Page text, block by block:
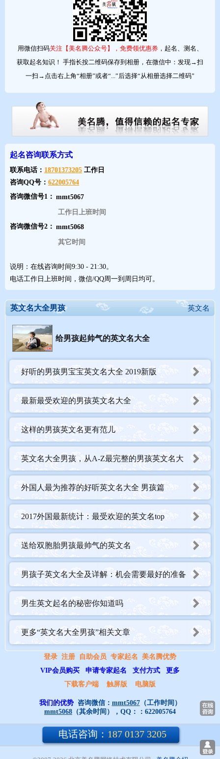
Logan小洞，凹地
Caleb忠诚的，勇猛的
Ryan小国王
Andrew男子气的
Brayden广阔的草地
Noah休闲的，舒适的
Joseph上帝将再赐子
Jack上帝是尊贵的
三、男孩帅气英文名大气 带解释
A开头的男孩帅气英文名
Aaron 艾伦， 希伯来 巍然的高山，力量之山；受神启示的。
Abner， 艾布纳 希伯来 睿智；有智慧 。
Abraham 亚伯拉罕， 希伯来 崇高的父亲；众人之父。
Adolph， 阿道夫 德国， 高贵的狼。
用微信扫码关注【美名腾公众号】，免费领优惠券，起名、测名、
获取起名知识！ 手指长按二维码保存到相册，在微信中：发现→扫
一扫→点击右上角“相册”或者“...”后选择“从相册选择二维码”
起名咨询联系方式
联系电话： 18701373205 工作日
咨询QQ号： 622005764
咨询微信号1：
工作日上班时间
咨询微信号2：
其它时间
说明：在线咨询时间9:30 - 21:30。
电话工作日上班时间，微信/QQ周一到周日均可。
英文名
英文名大全男孩
给男孩起帅气的英文名大全
好听的男孩男宝宝英文名大全 2019新版
最新最受欢迎的男孩英文名大全
这样的男孩英文名更有范儿
英文名大全男孩，从A-Z最完整的男孩英文名大
外国人最为推荐的好听英文名大全 男孩篇
2017外国最新统计：最受欢迎的英文名top
送给双胞胎男孩最帅气的英文名
男孩子英文名大全及详解：机会需要最好的准备
男生英文起名的秘密你知道吗
更多“英文名大全男孩”相关文章
登录 注册 自助会员 专家起名 美名腾优势
VIP会员购买
申请专家起名 支付方式
更多
下载客户端
触屏版 电脑版
我们的优势 咨询微信： mmt5067（工作时间）
mmt5068 （其余时间），QQ：： 622005764
电话咨询： 187 0137 3205